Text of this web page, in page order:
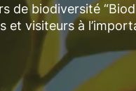
de biodiversité
et visiteurs à